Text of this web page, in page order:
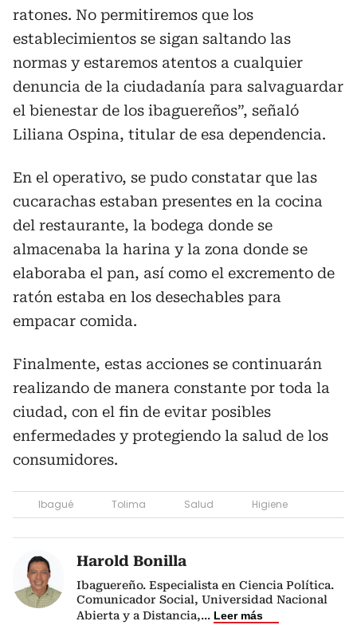
ratones. No permitiremos que los
establecimientos se sigan saltando las
normas y estaremos atentos a cualquier
denuncia de la ciudadanía para salvaguardar
el bienestar de los ibaguereños”, señaló
Liliana Ospina, titular de esa dependencia.
En el operativo, se pudo constatar que las
cucarachas estaban presentes en la cocina
del restaurante, la bodega donde se
almacenaba la harina y la zona donde se
elaboraba el pan, así como el excremento de
ratón estaba en los desechables para
empacar comida.
Finalmente, estas acciones se continuarán
realizando de manera constante por toda la
ciudad, con el fin de evitar posibles
enfermedades y protegiendo la salud de los
consumidores.
Ibagué Tolima Salud Higiene
Harold Bonilla
Ibaguereño. Especialista en Ciencia Política.
Comunicador Social, Universidad Nacional
Abierta y a Distancia,... Leer más